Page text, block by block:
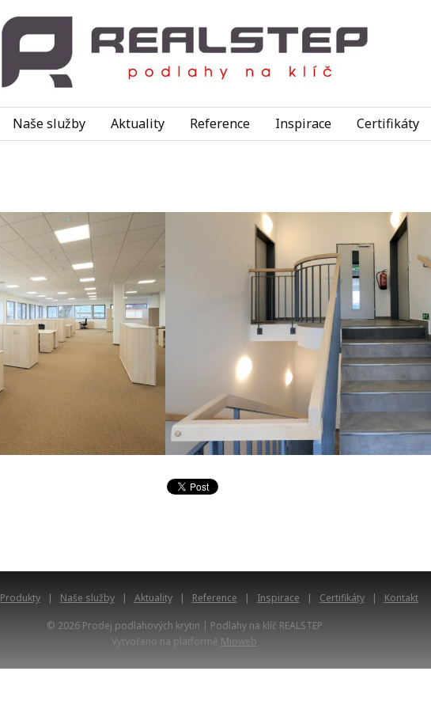
Naše služby Aktuality Reference Inspirace Certifikáty
Produkty Naše služby Aktuality Reference Inspirace Certifikáty Kontakt
© 2026 Prodej podlahových krytin | Podlahy na klíč REALSTEP
Vytvořeno na platformě Mioweb